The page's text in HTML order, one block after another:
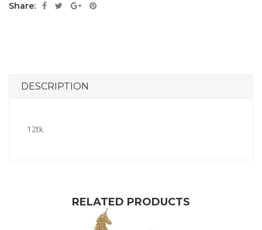
Share:
DESCRIPTION
12tk
RELATED PRODUCTS